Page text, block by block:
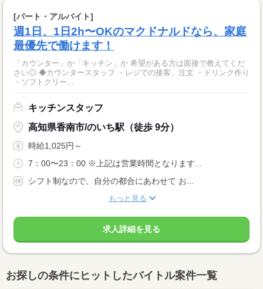
[パート・アルバイト]
週1日、1日2h〜OKのマクドナルドなら、家庭
最優先で働けます！
「カウンター」か「キッチン」か 希望がある方は面接で教えてくだ
さい◎ ◆カウンタースタッフ ・レジでの接客、注文 ・ドリンク作り
・ソフトクリー...
キッチンスタッフ
高知県香南市/のいち駅（徒歩 9分）
時給1,025円～
7：00〜23：00 ※上記は営業時間となります...
シフト制なので、自分の都合にあわせて お...
もっと見る
求人詳細を見る
お探しの条件にヒットしたバイトル案件一覧